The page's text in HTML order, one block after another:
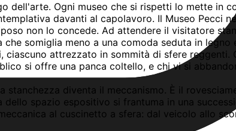
dell'arte. Ogni museo che si rispetti lo mette in
davanti al capolavoro. Il Museo Pecci
non lo concede. Ad attendere il visitatore
somiglia meno a una comoda seduta in legno
attrezzato in sommità di sfere reggenti.
si offre una panca coltello, e chi vi si
diventa il meccanismo. È il
spazio espositivo si frantuma in una
al cuscinetto a sfera: dal veicolo allo